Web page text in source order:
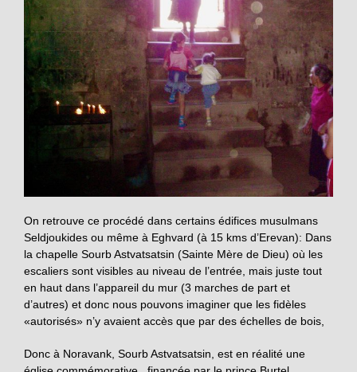
On retrouve ce procédé dans certains édifices musulmans
Seldjoukides ou même à Eghvard (à 15 kms d’Erevan): Dans
la chapelle Sourb Astvatsatsin (Sainte Mère de Dieu) où les
escaliers sont visibles au niveau de l’entrée, mais juste tout
en haut dans l’appareil du mur (3 marches de part et
d’autres) et donc nous pouvons imaginer que les fidèles
«autorisés» n’y avaient accès que par des échelles de bois,
Donc à Noravank, Sourb Astvatsatsin, est en réalité une